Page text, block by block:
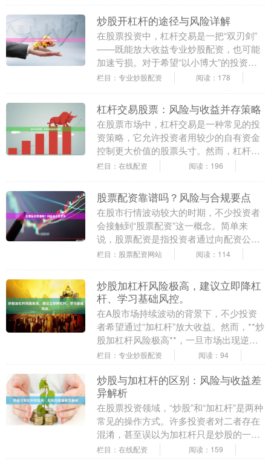
炒股开杠杆的途径与风险详解
在股票投资中，杠杆交易是一把“双刃剑”
——既能放大收益专业炒股配资，也可能
加速亏损。对于希望“以小博大”的投资者
而言，了解开杠杆的合法途径与潜在风险
栏目：专业炒股配资 阅读：178
杠杆交易股票：风险与收益并存策略
在股票市场中，杠杆交易是一种常见的投
资策略，它允许投资者用较少的自有资金
控制更大价值的股票头寸。然而，杠杆交
易股票是一把双刃剑，既可能放大收益，
栏目：在线配资 阅读：196
股票配资靠谱吗？风险与合规要点
在股市行情波动较大的时期，不少投资者
会接触到“股票配资”这一概念。简单来
说，股票配资是指投资者通过向配资公司
缴纳一定比例的保证金，获得数倍于本金
栏目：股票配资网站 阅读：114
炒股加杠杆风险极高，建议立即降杠
杆、学习基础风控。
在A股市场持续波动的背景下，不少投资
者希望通过“加杠杆”放大收益。然而，**炒
股加杠杆风险极高**，一旦市场出现逆向
波动，投资者面临的不仅是本金亏损，更
栏目：专业炒股配资 阅读：94
炒股与加杠杆的区别：风险与收益差
异解析
在股票投资领域，“炒股”和“加杠杆”是两种
常见的操作方式。许多投资者对二者存在
混淆，甚至误以为加杠杆只是炒股的一种
“升级版”。实际上，二者在风险与收益层
栏目：在线配资 阅读：159